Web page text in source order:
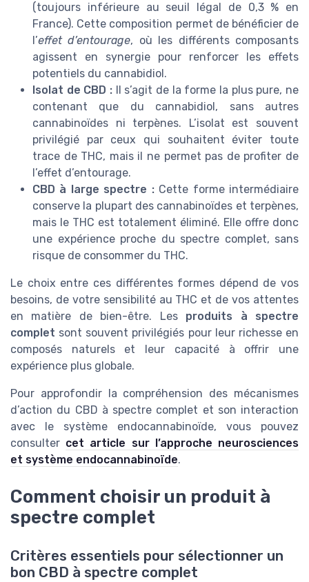
(toujours inférieure au seuil légal de 0,3 % en
France). Cette composition permet de bénéficier de
l’effet d’entourage, où les différents composants
agissent en synergie pour renforcer les effets
potentiels du cannabidiol.
Isolat de CBD : Il s’agit de la forme la plus pure, ne
contenant que du cannabidiol, sans autres
cannabinoïdes ni terpènes. L’isolat est souvent
privilégié par ceux qui souhaitent éviter toute
trace de THC, mais il ne permet pas de profiter de
l’effet d’entourage.
CBD à large spectre :Cette forme intermédiaire
conserve la plupart des cannabinoïdes et terpènes,
mais le THC est totalement éliminé. Elle offre donc
une expérience proche du spectre complet, sans
risque de consommer du THC.
Le choix entre ces différentes formes dépend de vos
besoins, de votre sensibilité au THC et de vos attentes
en matière de bien-être. Les produits à spectre
complet sont souvent privilégiés pour leur richesse en
composés naturels et leur capacité à offrir une
expérience plus globale.
Pour approfondir la compréhension des mécanismes
d’action du CBD à spectre complet et son interaction
avec le système endocannabinoïde, vous pouvez
consulter cet article sur l’approche neurosciences
et système endocannabinoïde.
Comment choisir un produit à
spectre complet
Critères essentiels pour sélectionner un
bon CBD à spectre complet